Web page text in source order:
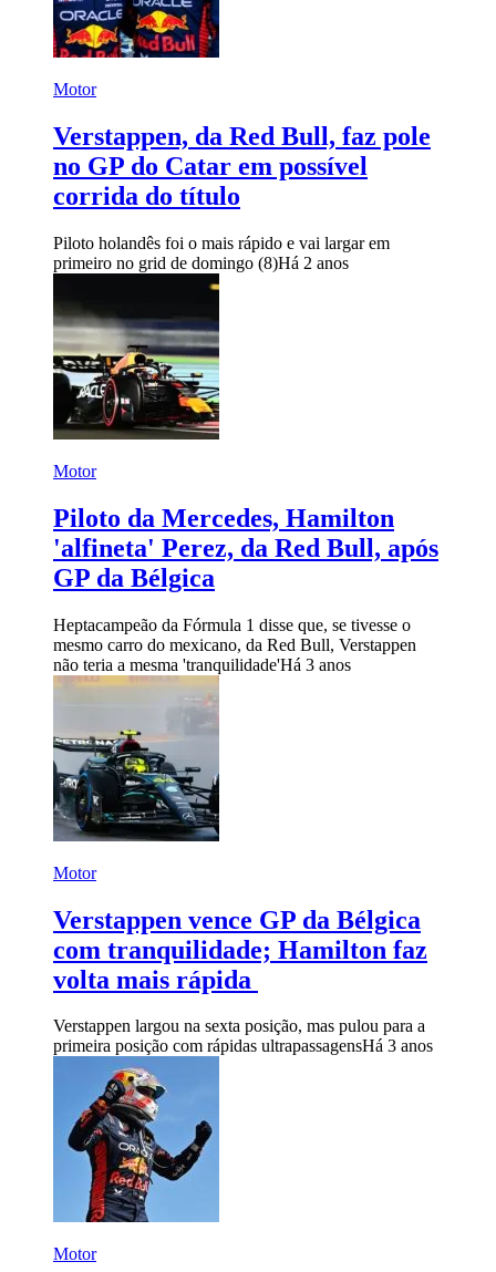
Motor
Verstappen, da Red Bull, faz pole
no GP do Catar em possível
corrida do título
Piloto holandês foi o mais rápido e vai largar em
primeiro no grid de domingo (8)Há 2 anos
Motor
Piloto da Mercedes, Hamilton
'alfineta' Perez, da Red Bull, após
GP da Bélgica
Heptacampeão da Fórmula 1 disse que, se tivesse o
mesmo carro do mexicano, da Red Bull, Verstappen
não teria a mesma 'tranquilidade'Há 3 anos
Motor
Verstappen vence GP da Bélgica
com tranquilidade; Hamilton faz
volta mais rápida
Verstappen largou na sexta posição, mas pulou para a
primeira posição com rápidas ultrapassagensHá 3 anos
Motor